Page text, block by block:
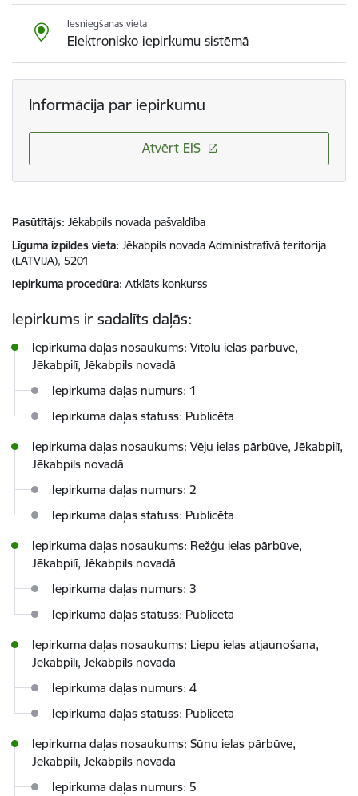
Iesniegšanas vieta
Elektronisko iepirkumu sistēmā
Informācija par iepirkumu
Atvērt EIS
Pasūtītājs Jēkabpils novada pašvaldība
Līguma izpildes vieta Jēkabpils novada Administratīvā teritorija
(LATVIJA), 5201
Iepirkuma procedūra Atklāts konkurss
Iepirkums ir sadalīts daļās:
Iepirkuma daļas nosaukums: Vītolu ielas pārbūve,
Jēkabpilī, Jēkabpils novadā
Iepirkuma daļas numurs: 1
Iepirkuma daļas statuss: Publicēta
Iepirkuma daļas nosaukums: Vēju ielas pārbūve, Jēkabpilī,
Jēkabpils novadā
Iepirkuma daļas numurs: 2
Iepirkuma daļas statuss: Publicēta
Iepirkuma daļas nosaukums: Režģu ielas pārbūve,
Jēkabpilī, Jēkabpils novadā
Iepirkuma daļas numurs: 3
Iepirkuma daļas statuss: Publicēta
Iepirkuma daļas nosaukums: Liepu ielas atjaunošana,
Jēkabpilī, Jēkabpils novadā
Iepirkuma daļas numurs: 4
Iepirkuma daļas statuss: Publicēta
Iepirkuma daļas nosaukums: Sūnu ielas pārbūve,
Jēkabpilī, Jēkabpils novadā
Iepirkuma daļas numurs: 5